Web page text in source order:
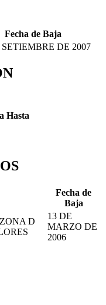
Fecha de Baja
SETIEMBRE DE 2007
Hasta
Fecha de
Baja
D
13 DE
MARZO DE
2006